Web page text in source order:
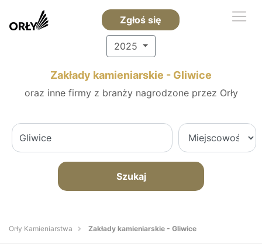
Zgłoś się
2025
Zakłady kamieniarskie - Gliwice
oraz inne firmy z branży nagrodzone przez Orły
Szukaj
Orły Kamieniarstwa Zakłady kamieniarskie - Gliwice